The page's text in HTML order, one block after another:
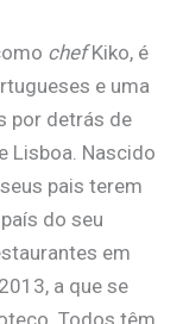
chefKiko, é
e uma
por detrás de
Lisboa. Nascido
pais terem
do seu
em
a que se
Todos têm